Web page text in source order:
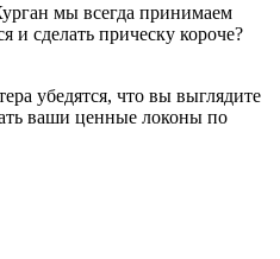
мы всегда принимаем
и сделать прическу короче?
убедятся, что вы выглядите
ваши ценные локоны по